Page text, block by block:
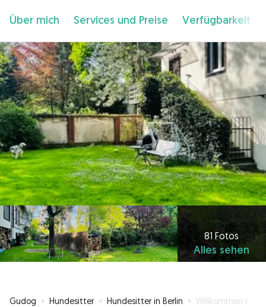
Über mich Services und Preise Verfügbarkeit
81 Fotos
Alles sehen
Gudog » Hundesitter » Hundesitter in Berlin » Willkommen in unserer Familie 💕